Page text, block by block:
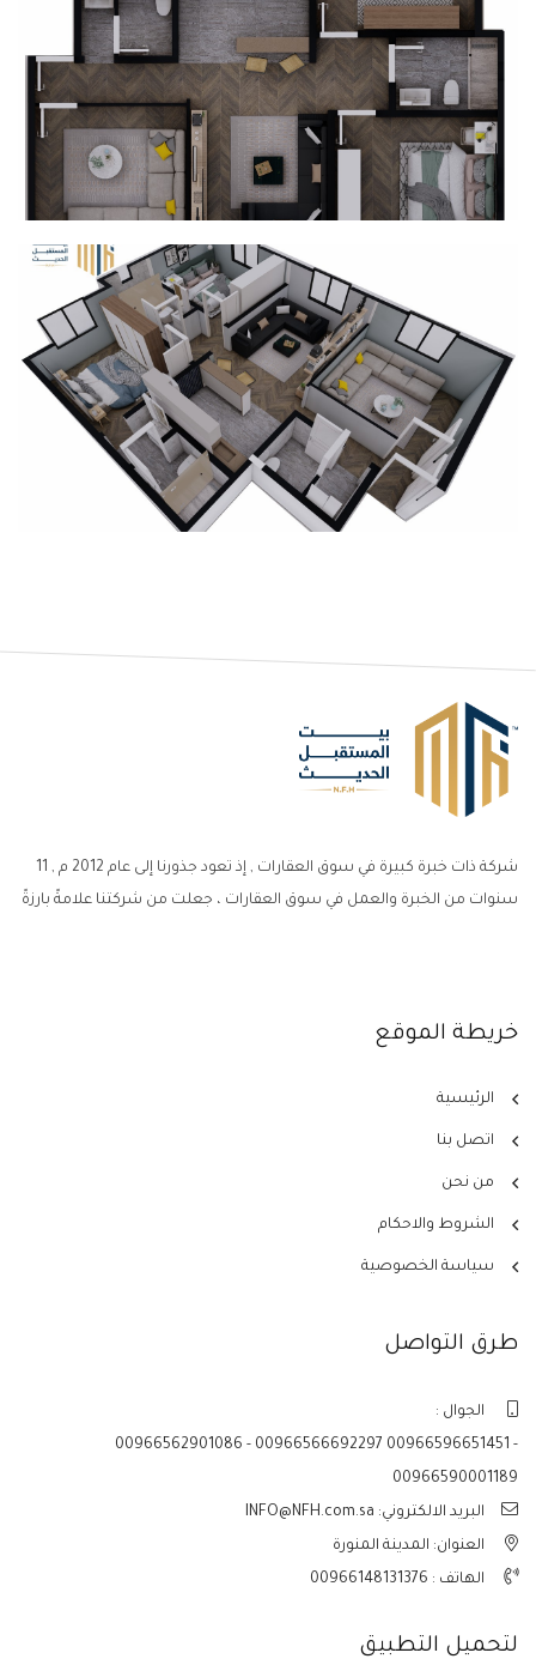
شركة ذات خبرة كبيرة في سوق العقارات , إذ تعود جذورنا إلى عام 2012 م , 11
سنوات من الخبرة والعمل في سوق العقارات ، جعلت من شركتنا علامةً بارزةً
خريطة الموقع
الرئيسية
اتصل بنا
من نحن
الشروط والاحكام
سياسة الخصوصية
طرق التواصل
الجوال :
00966562901086 - 00966566692297 00966596651451 -
00966590001189
البريد الالكتروني: INFO@NFH.com.sa
العنوان: المدينة المنورة
الهاتف : 00966148131376
لتحميل التطبيق